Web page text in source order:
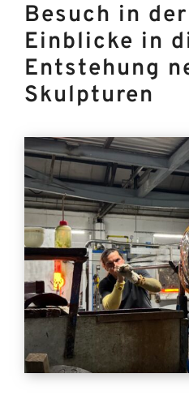
Besuch in
Einblicke in
Entstehung
Skulpturen